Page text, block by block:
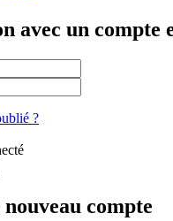
avec un compte
?
compte